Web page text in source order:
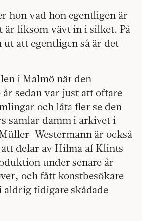
hon vad hon egentligen är
är liksom vävt in i silket. På
att egentligen så är det
i Malmö när den
sedan var just att oftare
och låta fler se den
samlar damm i arkivet i
Westermann är också
delar av Hilma af Klints
under senare år
och fått konstbesökare
tidigare skådade